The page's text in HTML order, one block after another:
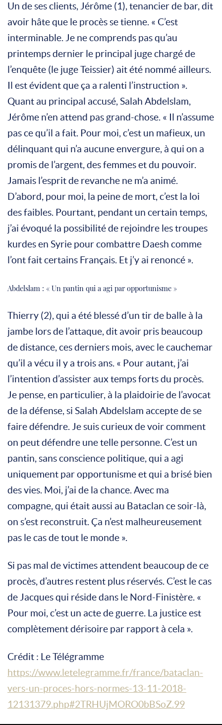
Un de ses clients, Jérôme (1), tenancier de bar, dit
avoir hâte que le procès se tienne. « C’est
interminable. Je ne comprends pas qu’au
printemps dernier le principal juge chargé de
l’enquête (le juge Teissier) ait été nommé ailleurs.
Il est évident que ça a ralenti l’instruction ».
Quant au principal accusé, Salah Abdelslam,
Jérôme n’en attend pas grand-chose. « Il n’assume
pas ce qu’il a fait. Pour moi, c’est un mafieux, un
délinquant qui n’a aucune envergure, à qui on a
promis de l’argent, des femmes et du pouvoir.
Jamais l’esprit de revanche ne m’a animé.
D’abord, pour moi, la peine de mort, c’est la loi
des faibles. Pourtant, pendant un certain temps,
j’ai évoqué la possibilité de rejoindre les troupes
kurdes en Syrie pour combattre Daesh comme
l’ont fait certains Français. Et j’y ai renoncé ».
Abdelslam : « Un pantin qui a agi par opportunisme »
Thierry (2), qui a été blessé d’un tir de balle à la
jambe lors de l’attaque, dit avoir pris beaucoup
de distance, ces derniers mois, avec le cauchemar
qu’il a vécu il y a trois ans. « Pour autant, j’ai
l’intention d’assister aux temps forts du procès.
Je pense, en particulier, à la plaidoirie de l’avocat
de la défense, si Salah Abdelslam accepte de se
faire défendre. Je suis curieux de voir comment
on peut défendre une telle personne. C’est un
pantin, sans conscience politique, qui a agi
uniquement par opportunisme et qui a brisé bien
des vies. Moi, j’ai de la chance. Avec ma
compagne, qui était aussi au Bataclan ce soir-là,
on s’est reconstruit. Ça n’est malheureusement
pas le cas de tout le monde ».
Si pas mal de victimes attendent beaucoup de ce
procès, d’autres restent plus réservés. C’est le cas
de Jacques qui réside dans le Nord-Finistère. «
Pour moi, c’est un acte de guerre. La justice est
complètement dérisoire par rapport à cela ».
Crédit : Le Télégramme
https://www.letelegramme.fr/france/bataclan-
vers-un-proces-hors-normes-13-11-2018-
12131379.php#2TRHUjMORO0bBSoZ.99